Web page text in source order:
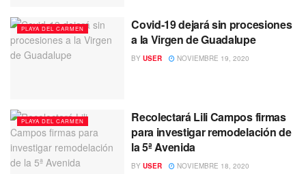
PLAYA DEL CARMEN
Covid-19 dejará sin procesiones
a la Virgen de Guadalupe
BY USER NOVIEMBRE 19, 2020
PLAYA DEL CARMEN
Recolectará Lili Campos firmas
para investigar remodelación de
la 5ª Avenida
BY USER NOVIEMBRE 18, 2020